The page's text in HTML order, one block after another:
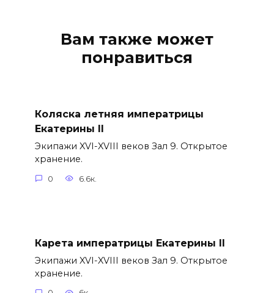
Вам также может
понравиться
Коляска летняя императрицы
Екатерины II
Экипажи XVI-XVIII веков Зал 9. Открытое
хранение.
0 6.6к.
Карета императрицы Екатерины II
Экипажи XVI-XVIII веков Зал 9. Открытое
хранение.